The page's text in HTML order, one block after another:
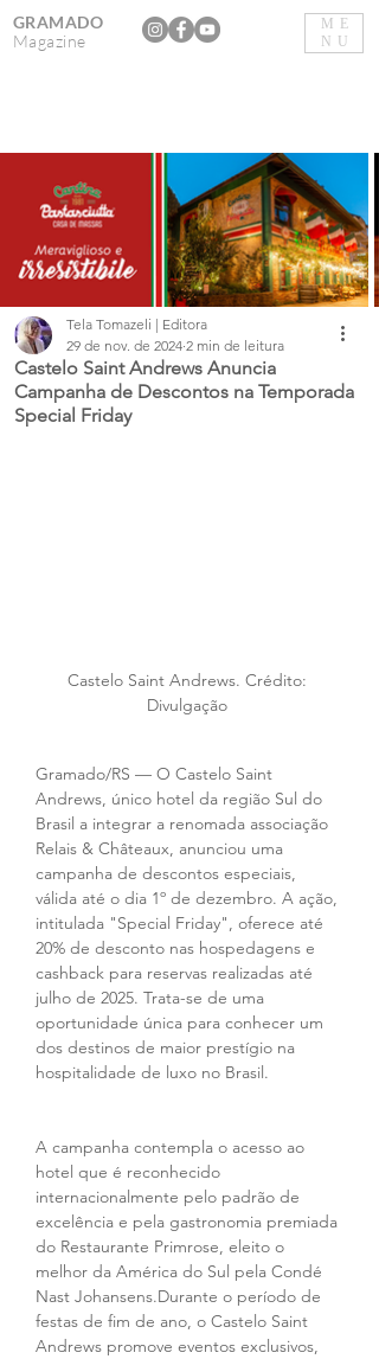
ME
NU
GRAMADO
Magazine
Castelo Saint Andrews Anuncia
Campanha de Descontos na Temporada
Special Friday
Tela Tomazeli | Editora
29 de nov. de 2024 2 min de leitura
Castelo Saint Andrews. Crédito:
Divulgação
Gramado/RS — O Castelo Saint
Andrews, único hotel da região Sul do
Brasil a integrar a renomada associação
Relais & Châteaux, anunciou uma
campanha de descontos especiais,
válida até o dia 1º de dezembro. A ação,
intitulada "Special Friday", oferece até
20% de desconto nas hospedagens e
cashback para reservas realizadas até
julho de 2025. Trata-se de uma
oportunidade única para conhecer um
dos destinos de maior prestígio na
hospitalidade de luxo no Brasil.
A campanha contempla o acesso ao
hotel que é reconhecido
internacionalmente pelo padrão de
excelência e pela gastronomia premiada
do Restaurante Primrose, eleito o
melhor da América do Sul pela Condé
Nast Johansens.Durante o período de
festas de fim de ano, o Castelo Saint
Andrews promove eventos exclusivos,